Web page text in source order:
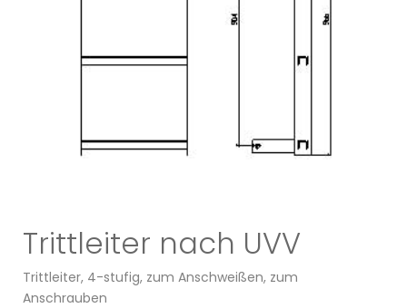
Trittleiter nach UVV
Trittleiter, 4-stufig, zum Anschweißen, zum
Anschrauben